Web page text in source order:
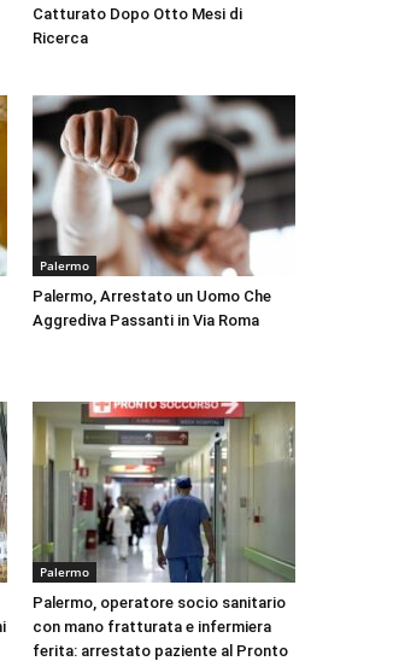
Catturato Dopo Otto Mesi di
Ricerca
Palermo
Palermo, Arrestato un Uomo Che
Aggrediva Passanti in Via Roma
Palermo
Palermo, operatore socio sanitario
con mano fratturata e infermiera
ferita: arrestato paziente al Pronto